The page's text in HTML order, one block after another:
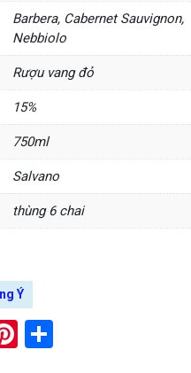
Barbera, Cabernet Sauvignon,
Nebbiolo
Rượu vang đỏ
15%
750ml
Salvano
thùng 6 chai
Ý
Pinterest